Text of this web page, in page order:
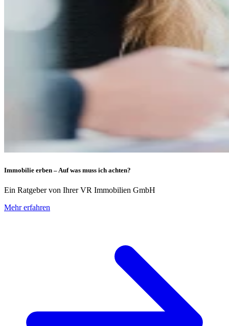
Immobilie erben – Auf was muss ich achten?
Ein Ratgeber von Ihrer VR Immobilien GmbH
Mehr erfahren